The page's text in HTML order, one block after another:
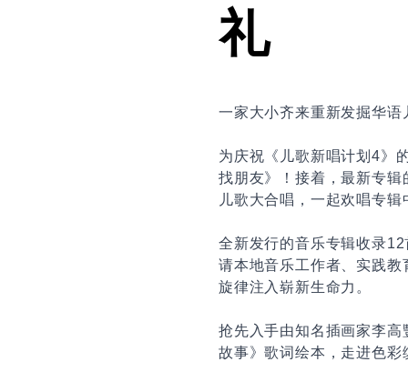
礼
一家大小齐来重新发掘华语
为庆祝《儿歌新唱计划4》
找朋友》！接着，最新专
儿歌大合唱，一起欢唱专
全新发行的音乐专辑收录
请本地音乐工作者、实践
旋律注入崭新生命力。
抢先入手由知名插画家李高
故事》歌词绘本 ，走进色